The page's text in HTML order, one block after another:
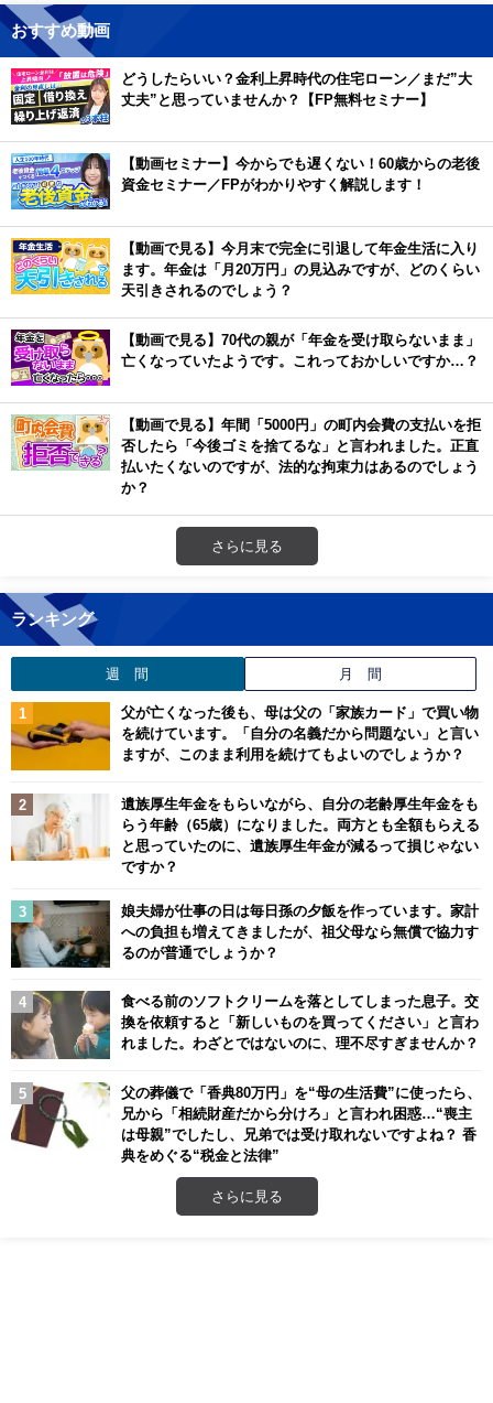
おすすめ動画
どうしたらいい？金利上昇時代の住宅ローン／まだ”大
丈夫”と思っていませんか？【FP無料セミナー】
【動画セミナー】今からでも遅くない！60歳からの老後
資金セミナー／FPがわかりやすく解説します！
【動画で見る】今月末で完全に引退して年金生活に入り
ます。年金は「月20万円」の見込みですが、どのくらい
天引きされるのでしょう？
【動画で見る】70代の親が「年金を受け取らないまま」
亡くなっていたようです。これっておかしいですか…？
【動画で見る】年間「5000円」の町内会費の支払いを拒
否したら「今後ゴミを捨てるな」と言われました。正直
払いたくないのですが、法的な拘束力はあるのでしょう
か？
さらに見る
ランキング
週 間 月 間
父が亡くなった後も、母は父の「家族カード」で買い物
を続けています。「自分の名義だから問題ない」と言い
ますが、このまま利用を続けてもよいのでしょうか？
遺族厚生年金をもらいながら、自分の老齢厚生年金をも
らう年齢（65歳）になりました。両方とも全額もらえる
と思っていたのに、遺族厚生年金が減るって損じゃない
ですか？
娘夫婦が仕事の日は毎日孫の夕飯を作っています。家計
への負担も増えてきましたが、祖父母なら無償で協力す
るのが普通でしょうか？
食べる前のソフトクリームを落としてしまった息子。交
換を依頼すると「新しいものを買ってください」と言わ
れました。わざとではないのに、理不尽すぎませんか？
父の葬儀で「香典80万円」を“母の生活費”に使ったら、
兄から「相続財産だから分けろ」と言われ困惑…“喪主
は母親”でしたし、兄弟では受け取れないですよね？ 香
典をめぐる“税金と法律”
さらに見る